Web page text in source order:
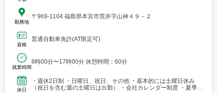
勤務地
〒969-1104 福島県本宮市荒井字山神４９－２
資格
普通自動車免許(AT限定可)
就業時間
8時00分〜17時00分 休憩時間：60分
休日
・週休2日制 ・日曜日、祝日、その他 ・基本的には土曜日休み
（祝日を含む週の土曜日は出勤） ・会社カレンダー制度 ・夏季休